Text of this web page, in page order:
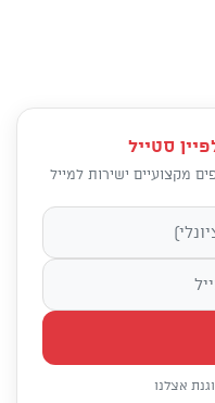
סטייל
מקצועיים ישירות למייל
אצלנו